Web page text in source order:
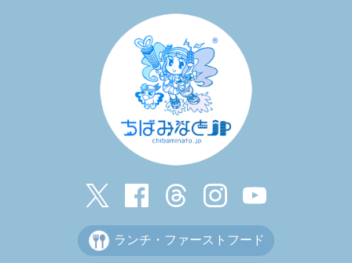
ランチ・ファーストフード